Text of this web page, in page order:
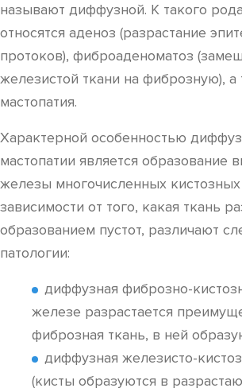
называют диффузной. К такого
относятся аденоз (разрастание
протоков), фиброаденоматоз
железистой ткани на фиброзную), а
мастопатия.
Характерной особенностью
мастопатии является образование
железы многочисленных кистозных
зависимости от того, какая ткань
образованием пустот, различают
патологии:
диффузная фиброзно-
железе разрастается
фиброзная ткань, в ней
диффузная железисто-
(кисты образуются в